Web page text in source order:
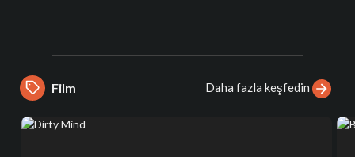
Film Daha fazla keşfedin